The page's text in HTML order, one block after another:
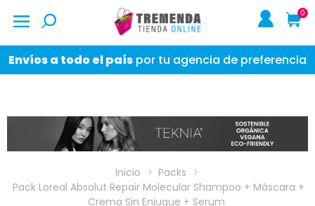
0
Envíos a todo el país por tu agencia de preferencia
Inicio
Packs
Pack Loreal Absolut Repair Molecular Shampoo + Máscara +
Crema Sin Enjugue + Serum